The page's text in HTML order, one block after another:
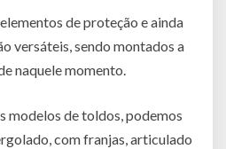
de proteção e ainda
versáteis, sendo montados a
naquele momento.
modelos de toldos, podemos
com franjas, articulado